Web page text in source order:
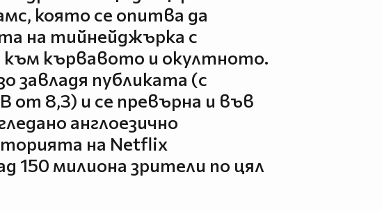
която се опитва да
на тийнейджърка с
към кървавото и окултното.
завладя публиката (с
от 8,3) и се превърна и във
англоезично
на Netflix
150 милиона зрители по цял